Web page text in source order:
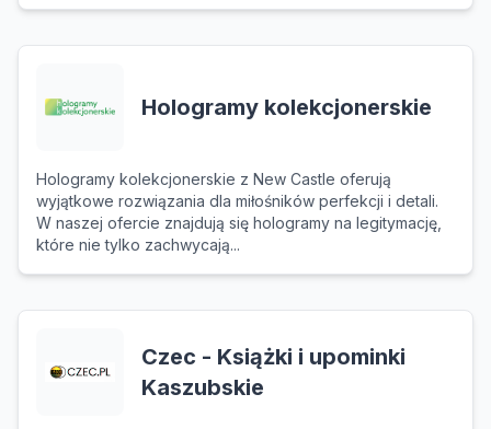
Hologramy kolekcjonerskie
Hologramy kolekcjonerskie z New Castle oferują
wyjątkowe rozwiązania dla miłośników perfekcji i detali.
W naszej ofercie znajdują się hologramy na legitymację,
które nie tylko zachwycają...
Czec - Książki i upominki
Kaszubskie